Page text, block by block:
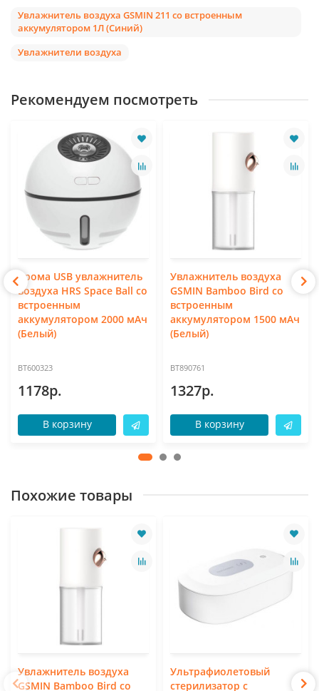
Увлажнитель воздуха GSMIN 211 со встроенным
аккумулятором 1Л (Синий)
Увлажнители воздуха
Рекомендуем посмотреть
Арома USB увлажнитель
воздуха HRS Space Ball со
встроенным
аккумулятором 2000 мАч
(Белый)
BT600323
1178р.
В корзину
Увлажнитель воздуха
GSMIN Bamboo Bird со
встроенным
аккумулятором 1500 мАч
(Белый)
BT890761
1327р.
В корзину
Похожие товары
Увлажнитель воздуха
GSMIN Bamboo Bird со
Ультрафиолетовый
стерилизатор с